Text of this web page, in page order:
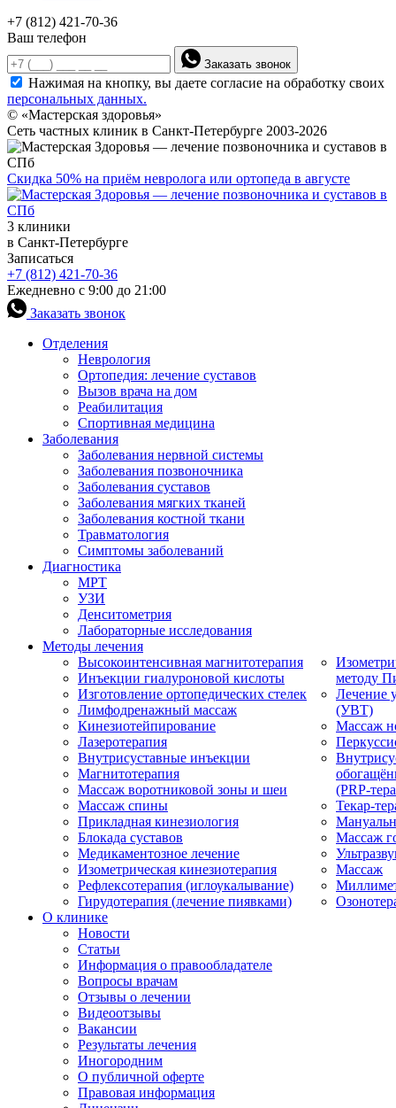
+7 (812) 421-70-36
Ваш телефон
Заказать звонок
Нажимая на кнопку, вы даете согласие на обработку своих
персональных данных.
© «Мастерская здоровья»
Сеть частных клиник в Санкт-Петербурге 2003-2026
Скидка 50% на приём невролога или ортопеда в августе
3 клиники
в Санкт-Петербурге
Записаться
+7 (812) 421-70-36
Ежедневно с 9:00 до 21:00
Заказать звонок
Отделения
Неврология
Ортопедия: лечение суставов
Вызов врача на дом
Реабилитация
Спортивная медицина
Заболевания
Заболевания нервной системы
Заболевания позвоночника
Заболевания суставов
Заболевания мягких тканей
Заболевания костной ткани
Травматология
Симптомы заболеваний
Диагностика
МРТ
УЗИ
Денситометрия
Лабораторные исследования
Методы лечения
Высокоинтенсивная магнитотерапия
Инъекции гиалуроновой кислоты
Изготовление ортопедических стелек
Лимфодренажный массаж
Кинезиотейпирование
Лазеротерапия
Внутрисуставные инъекции
Магнитотерапия
Массаж воротниковой зоны и шеи
Массаж спины
Прикладная кинезиология
Блокада суставов
Медикаментозное лечение
Изометрическая кинезиотерапия
Рефлексотерапия (иглоукалывание)
Гирудотерапия (лечение пиявками)
методу
Лечение
(УВТ)
Массаж
(PRP-
Текар-
Массаж
Массаж
О клинике
Новости
Статьи
Информация о правообладателе
Вопросы врачам
Отзывы о лечении
Видеоотзывы
Вакансии
Результаты лечения
Иногородним
О публичной оферте
Правовая информация